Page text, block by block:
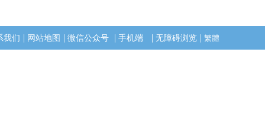
我们 | 网站地图 | 微信公众号 | 手机端 | 无障碍浏览 | 繁體